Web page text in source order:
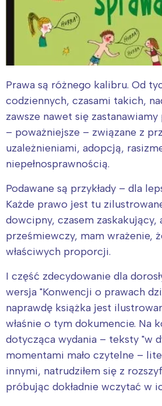
Prawa są różnego kalibru. Od
codziennych, czasami takich,
zawsze nawet się
– poważniejsze – związane z
uzależnieniami, adopcją,
niepełnosprawnością.
Podawane są przykłady – dla
Każde prawo jest tu
dowcipny, czasem zaskakujący,
prześmiewczy, mam wrażenie,
właściwych proporcji.
I część zdecydowanie dla
wersja "Konwencji o prawach
naprawdę książka jest
właśnie o tym dokumencie. Na
dotycząca wydania – teksty "w
momentami mało czytelne –
innymi, natrudziłem się z
próbując dokładnie wczytać w